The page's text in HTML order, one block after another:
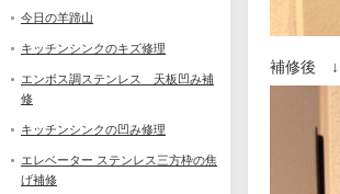
今日の羊蹄山
キッチンシンクのキズ修理
エンボス調ステンレス 天板凹み補
修
キッチンシンクの凹み修理
エレベーター ステンレス三方枠の焦
げ補修
補修後 ↓